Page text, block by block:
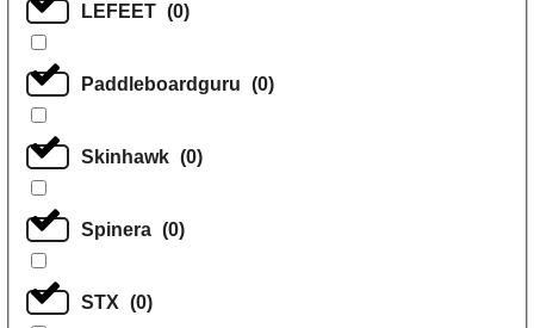
LEFEET (0)
Paddleboardguru (0)
Skinhawk (0)
Spinera (0)
STX (0)